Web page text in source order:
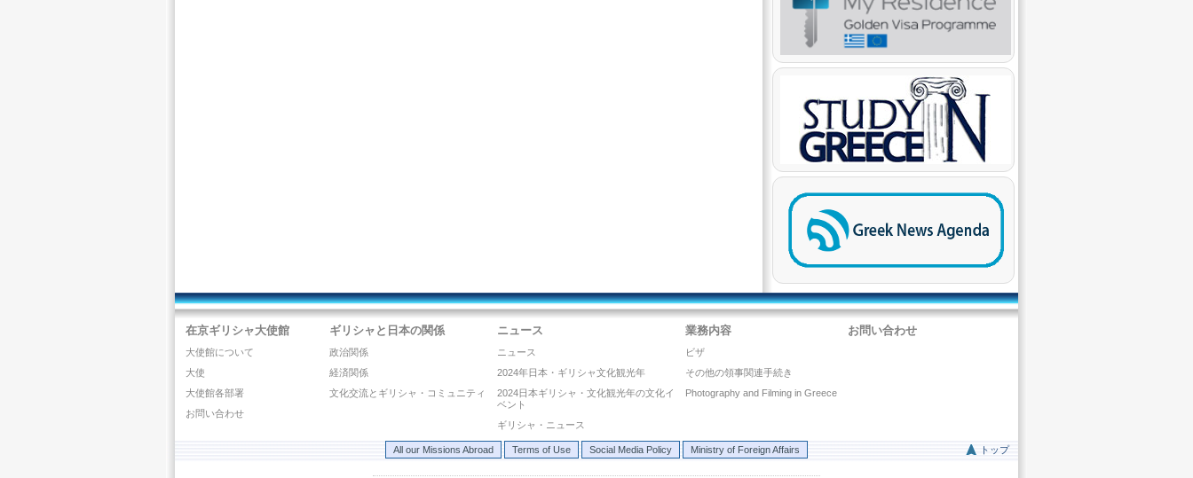
在京ギリシャ大使館
大使館について
大使
大使館各部署
お問い合わせ
ギリシャと日本の関係
政治関係
経済関係
文化交流とギリシャ・コミュニティ
ニュース
ニュース
2024年日本・ギリシャ文化観光年
2024日本ギリシャ・文化観光年の文化イ
ベント
ギリシャ・ニュース
業務内容
ビザ
その他の領事関連手続き
Photography and Filming in Greece
お問い合わせ
All our Missions Abroad Terms of Use Social Media Policy Ministry of Foreign Affairs トップ